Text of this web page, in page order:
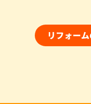
リフォー